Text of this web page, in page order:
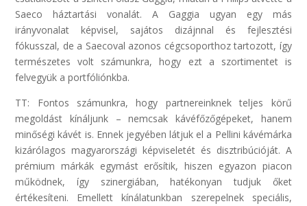
Saeco háztartási vonalát. A Gaggia ugyan egy más
irányvonalat képvisel, sajátos dizájnnal és fejlesztési
fókusszal, de a Saecoval azonos cégcsoporthoz tartozott, így
természetes volt számunkra, hogy ezt a szortimentet is
felvegyük a portfóliónkba.
TT: Fontos számunkra, hogy partnereinknek teljes körű
megoldást kínáljunk – nemcsak kávéfőzőgépeket, hanem
minőségi kávét is. Ennek jegyében látjuk el a Pellini kávémárka
kizárólagos magyarországi képviseletét és disztribúcióját. A
prémium márkák egymást erősítik, hiszen egyazon piacon
működnek, így szinergiában, hatékonyan tudjuk őket
értékesíteni. Emellett kínálatunkban szerepelnek speciális,